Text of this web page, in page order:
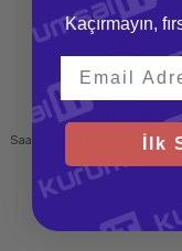
Hızlı Gönderi
Saat 15.00'a kadar yapılan
aynı gün kargo imkanı
Kaçırmayın,
İlk